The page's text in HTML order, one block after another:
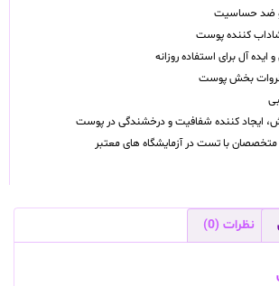
و ضد حساسیت
کننده پوست
بخش پوست
ایجاد کننده شفافیت و درخشندگی در پوست
با تست در آزمایشگاه های معتبر
نظرات (0)